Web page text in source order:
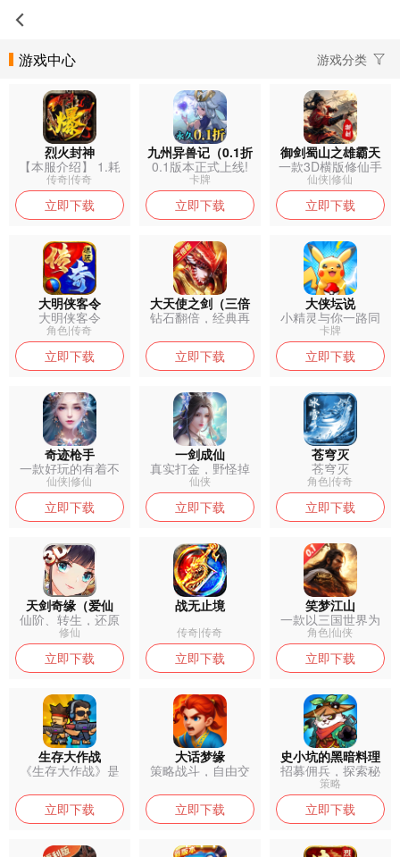
游戏中心 游戏分类
烈火封神
【本服介绍】 1.耗
时一年打...
传奇|传奇
立即下载
九州异兽记（0.1折
免费版）
0.1版本正式上线!
轻松小...
卡牌
立即下载
御剑蜀山之雄霸天
下
一款3D横版修仙手
游 极致唯...
仙侠|修仙
立即下载
大明侠客令
大明侠客令
角色|传奇
立即下载
大天使之剑（三倍
版）
钻石翻倍，经典再
立即下载
大侠坛说
小精灵与你一路同
行！
卡牌
立即下载
奇迹枪手
一款好玩的有着不
错的游戏玩法...
仙侠|修仙
立即下载
一剑成仙
真实打金，野怪掉
落充值卡，免...
仙侠
立即下载
苍穹灭
苍穹灭
角色|传奇
立即下载
天剑奇缘（爱仙
服）
仙阶、转生，还原
最纯正的修仙...
修仙
立即下载
战无止境
传奇|传奇
立即下载
笑梦江山
一款以三国世界为
背景的动作角...
角色|仙侠
立即下载
生存大作战
《生存大作战》是
立即下载
大话梦缘
策略战斗，自由交
立即下载
史小坑的黑暗料理
招募佣兵，探索秘
境，用‘黑暗...
策略
立即下载